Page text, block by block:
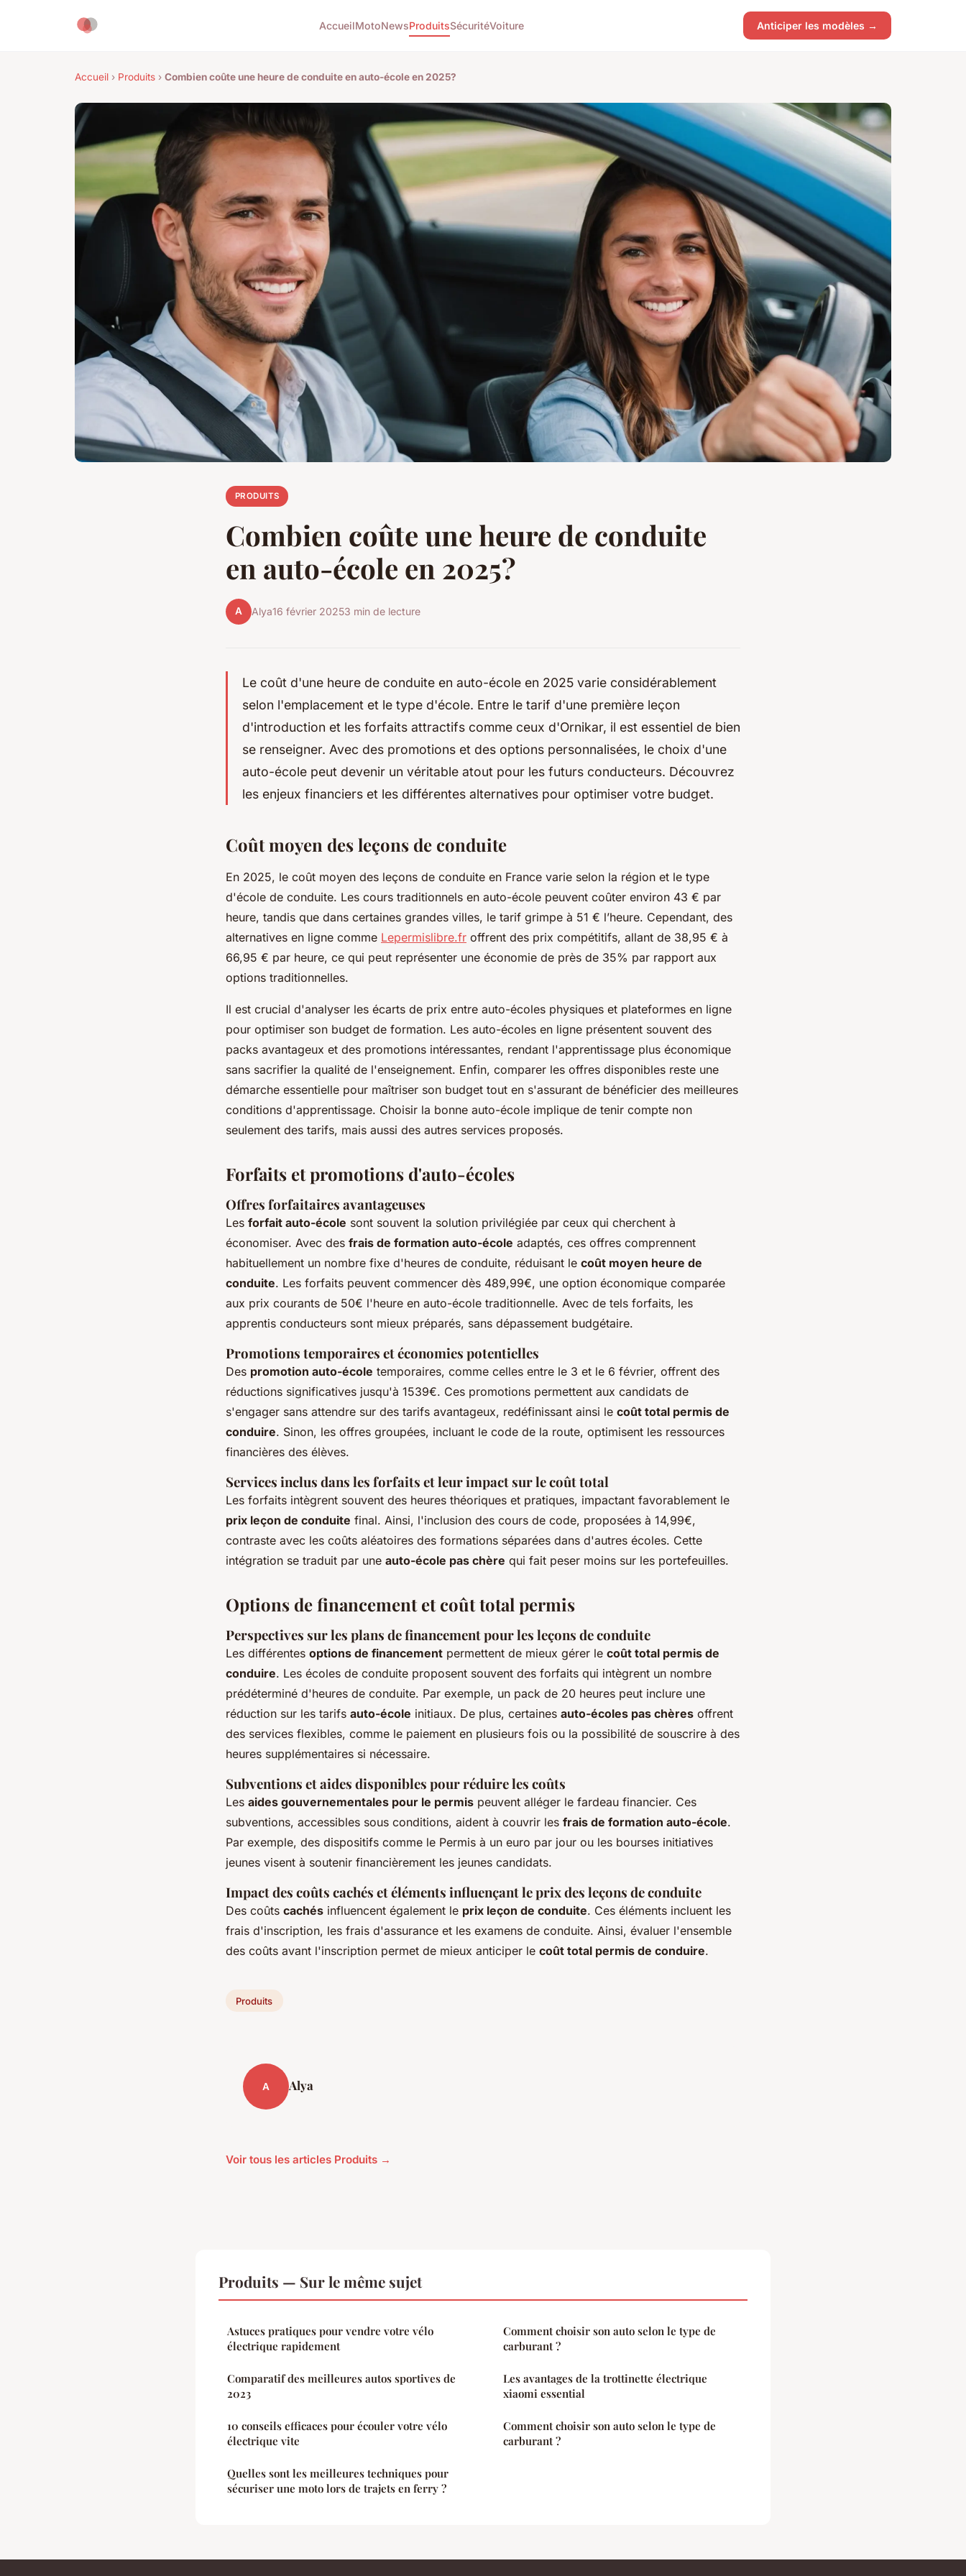
AccueilMotoNewsProduitsSécuritéVoiture Anticiper les modèles →
Accueil › Produits › Combien coûte une heure de conduite en auto-école en 2025?
PRODUITS
Combien coûte une heure de conduite
en auto-école en 2025?
A Alya16 février 20253 min de lecture
Le coût d'une heure de conduite en auto-école en 2025 varie considérablement
selon l'emplacement et le type d'école. Entre le tarif d'une première leçon
d'introduction et les forfaits attractifs comme ceux d'Ornikar, il est essentiel de bien
se renseigner. Avec des promotions et des options personnalisées, le choix d'une
auto-école peut devenir un véritable atout pour les futurs conducteurs. Découvrez
les enjeux financiers et les différentes alternatives pour optimiser votre budget.
Coût moyen des leçons de conduite
En 2025, le coût moyen des leçons de conduite en France varie selon la région et le type
d'école de conduite. Les cours traditionnels en auto-école peuvent coûter environ 43 € par
heure, tandis que dans certaines grandes villes, le tarif grimpe à 51 € l’heure. Cependant, des
alternatives en ligne comme Lepermislibre.fr offrent des prix compétitifs, allant de 38,95 € à
66,95 € par heure, ce qui peut représenter une économie de près de 35% par rapport aux
options traditionnelles.
Il est crucial d'analyser les écarts de prix entre auto-écoles physiques et plateformes en ligne
pour optimiser son budget de formation. Les auto-écoles en ligne présentent souvent des
packs avantageux et des promotions intéressantes, rendant l'apprentissage plus économique
sans sacrifier la qualité de l'enseignement. Enfin, comparer les offres disponibles reste une
démarche essentielle pour maîtriser son budget tout en s'assurant de bénéficier des meilleures
conditions d'apprentissage. Choisir la bonne auto-école implique de tenir compte non
seulement des tarifs, mais aussi des autres services proposés.
Forfaits et promotions d'auto-écoles
Offres forfaitaires avantageuses
Les forfait auto-école sont souvent la solution privilégiée par ceux qui cherchent à
économiser. Avec des frais de formation auto-école adaptés, ces offres comprennent
habituellement un nombre fixe d'heures de conduite, réduisant le coût moyen heure de
conduite. Les forfaits peuvent commencer dès 489,99€, une option économique comparée
aux prix courants de 50€ l'heure en auto-école traditionnelle. Avec de tels forfaits, les
apprentis conducteurs sont mieux préparés, sans dépassement budgétaire.
Promotions temporaires et économies potentielles
Des promotion auto-école temporaires, comme celles entre le 3 et le 6 février, offrent des
réductions significatives jusqu'à 1539€. Ces promotions permettent aux candidats de
s'engager sans attendre sur des tarifs avantageux, redéfinissant ainsi le coût total permis de
conduire. Sinon, les offres groupées, incluant le code de la route, optimisent les ressources
financières des élèves.
Services inclus dans les forfaits et leur impact sur le coût total
Les forfaits intègrent souvent des heures théoriques et pratiques, impactant favorablement le
prix leçon de conduite final. Ainsi, l'inclusion des cours de code, proposées à 14,99€,
contraste avec les coûts aléatoires des formations séparées dans d'autres écoles. Cette
intégration se traduit par une auto-école pas chère qui fait peser moins sur les portefeuilles.
Options de financement et coût total permis
Perspectives sur les plans de financement pour les leçons de conduite
Les différentes options de financement permettent de mieux gérer le coût total permis de
conduire. Les écoles de conduite proposent souvent des forfaits qui intègrent un nombre
prédéterminé d'heures de conduite. Par exemple, un pack de 20 heures peut inclure une
réduction sur les tarifs auto-école initiaux. De plus, certaines auto-écoles pas chères offrent
des services flexibles, comme le paiement en plusieurs fois ou la possibilité de souscrire à des
heures supplémentaires si nécessaire.
Subventions et aides disponibles pour réduire les coûts
Les aides gouvernementales pour le permis peuvent alléger le fardeau financier. Ces
subventions, accessibles sous conditions, aident à couvrir les frais de formation auto-école.
Par exemple, des dispositifs comme le Permis à un euro par jour ou les bourses initiatives
jeunes visent à soutenir financièrement les jeunes candidats.
Impact des coûts cachés et éléments influençant le prix des leçons de conduite
Des coûts cachés influencent également le prix leçon de conduite. Ces éléments incluent les
frais d'inscription, les frais d'assurance et les examens de conduite. Ainsi, évaluer l'ensemble
des coûts avant l'inscription permet de mieux anticiper le coût total permis de conduire.
Produits
A Alya
Voir tous les articles Produits →
Produits — Sur le même sujet
Astuces pratiques pour vendre votre vélo
électrique rapidement
Comparatif des meilleures autos sportives de
2023
10 conseils efficaces pour écouler votre vélo
électrique vite
Quelles sont les meilleures techniques pour
sécuriser une moto lors de trajets en ferry ?
Comment choisir son auto selon le type de
carburant ?
Les avantages de la trottinette électrique
xiaomi essential
Comment choisir son auto selon le type de
carburant ?